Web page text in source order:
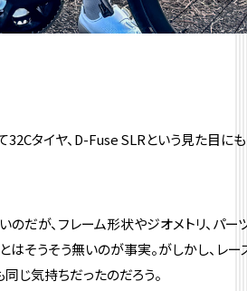
タイヤ、D-Fuse SLRという見た目に
だが、フレーム形状やジオメトリ、パー
はそうそう無いのが事実。がしかし、レ
じ気持ちだったのだろう。